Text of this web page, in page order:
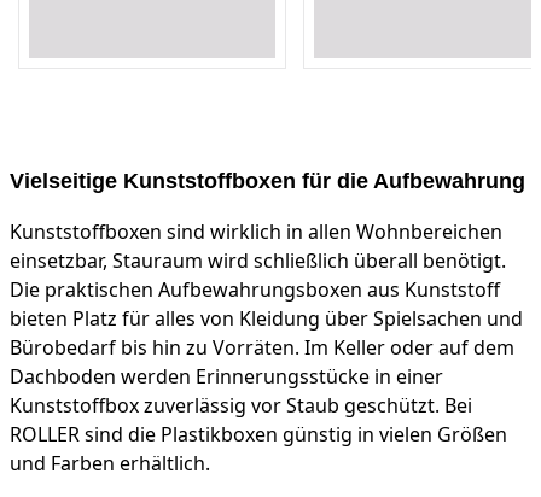
Vielseitige Kunststoffboxen für die Aufbewahrung
Kunststoffboxen sind wirklich in allen Wohnbereichen
einsetzbar, Stauraum wird schließlich überall benötigt.
Die praktischen Aufbewahrungsboxen aus Kunststoff
bieten Platz für alles von Kleidung über Spielsachen und
Bürobedarf bis hin zu Vorräten. Im Keller oder auf dem
Dachboden werden Erinnerungsstücke in einer
Kunststoffbox zuverlässig vor Staub geschützt. Bei
ROLLER sind die Plastikboxen günstig in vielen Größen
und Farben erhältlich.